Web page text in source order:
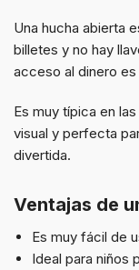
Una hucha abierta
billetes y no hay
acceso al dinero
Es muy típica en las
visual y perfecta
divertida.
Ventajas de
Es muy fácil de
Ideal para niños